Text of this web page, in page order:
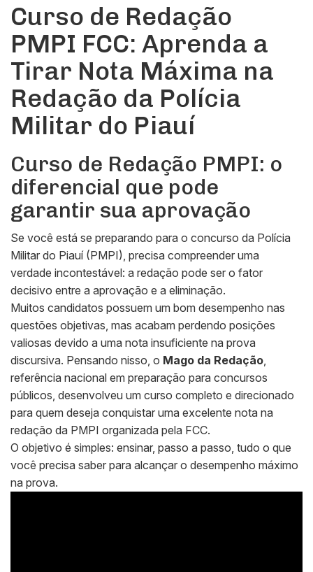
Curso de Redação
PMPI FCC: Aprenda a
Tirar Nota Máxima na
Redação da Polícia
Militar do Piauí
Curso de Redação PMPI: o
diferencial que pode
garantir sua aprovação
Se você está se preparando para o concurso da Polícia
Militar do Piauí (PMPI), precisa compreender uma
verdade incontestável: a redação pode ser o fator
decisivo entre a aprovação e a eliminação.
Muitos candidatos possuem um bom desempenho nas
questões objetivas, mas acabam perdendo posições
valiosas devido a uma nota insuficiente na prova
discursiva. Pensando nisso, o Mago da Redação
referência nacional em preparação para concursos
públicos, desenvolveu um curso completo e direcionado
para quem deseja conquistar uma excelente nota na
redação da PMPI organizada pela FCC.
O objetivo é simples: ensinar, passo a passo, tudo o que
você precisa saber para alcançar o desempenho máximo
na prova.